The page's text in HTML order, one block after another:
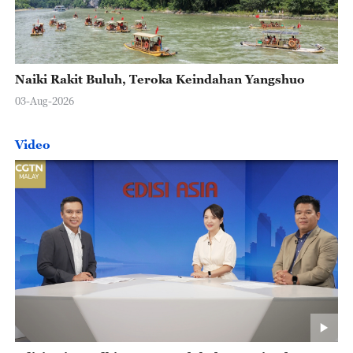
Naiki Rakit Buluh, Teroka Keindahan Yangshuo
03-Aug-2026
Video